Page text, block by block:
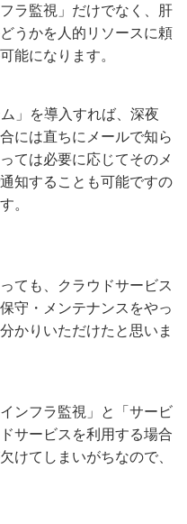
ラ監視」だけでなく、肝
うかを人的リソースに頼
能になります。
」を導入すれば、深夜
には直ちにメールで知ら
ては必要に応じてそのメ
知することも可能ですの
。
ても、クラウドサービス
守・メンテナンスをやっ
かりいただけたと思いま
ンフラ監視」と「サービ
サービスを利用する場合
けてしまいがちなので、